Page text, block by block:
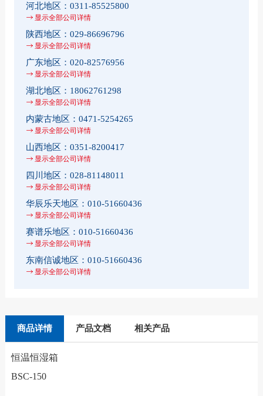
河北地区： 0311-85525800
显示全部公司详情
陕西地区： 029-86696796
显示全部公司详情
广东地区： 020-82576956
显示全部公司详情
湖北地区： 18062761298
显示全部公司详情
内蒙古地区： 0471-5254265
显示全部公司详情
山西地区： 0351-8200417
显示全部公司详情
四川地区： 028-81148011
显示全部公司详情
华辰乐天地区： 010-51660436
显示全部公司详情
赛谱乐地区： 010-51660436
显示全部公司详情
东南信诚地区： 010-51660436
显示全部公司详情
商品详情 产品文档 相关产品
恒温恒湿箱
BSC-150